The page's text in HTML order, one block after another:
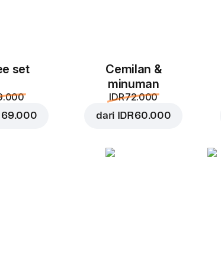
set
69.000
Cemilan &
minuman
IDR 72.000
dari IDR 60.000